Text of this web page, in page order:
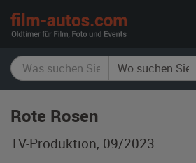
Rote Rosen
TV-Produktion, 09/2023